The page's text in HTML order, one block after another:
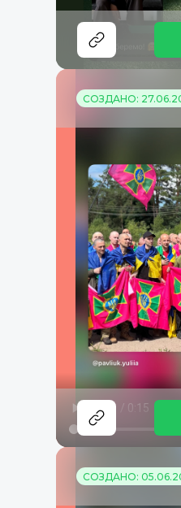
СОЗДАНО:
СОЗДАНО: